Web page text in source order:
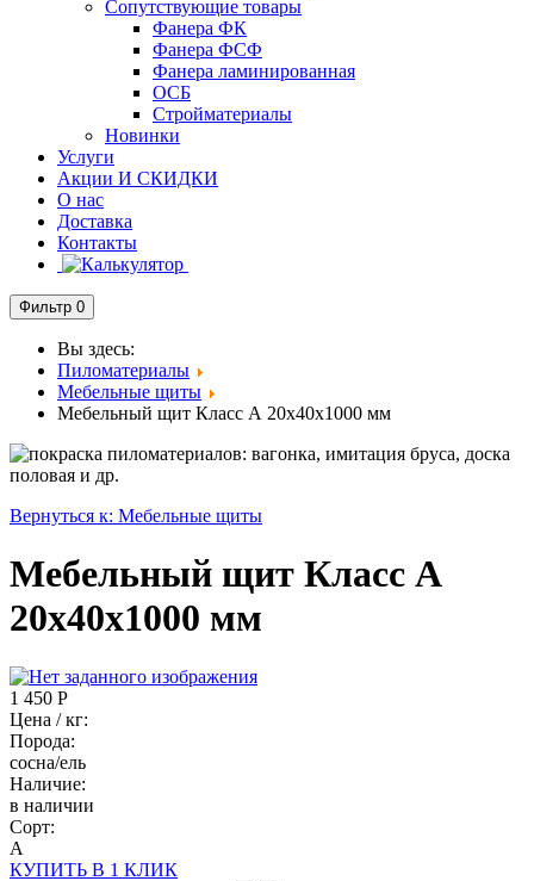
Сопутствующие товары
Фанера ФК
Фанера ФСФ
Фанера ламинированная
ОСБ
Стройматериалы
Новинки
Услуги
Акции И СКИДКИ
О нас
Доставка
Контакты
Фильтр 0
Вы здесь:
Пиломатериалы
Мебельные щиты
Мебельный щит Класс А 20х40х1000 мм
Вернуться к: Мебельные щиты
Мебельный щит Класс А
20х40х1000 мм
1 450 Р
Цена / кг:
Порода:
сосна/ель
Наличие:
в наличии
Сорт:
А
КУПИТЬ В 1 КЛИК